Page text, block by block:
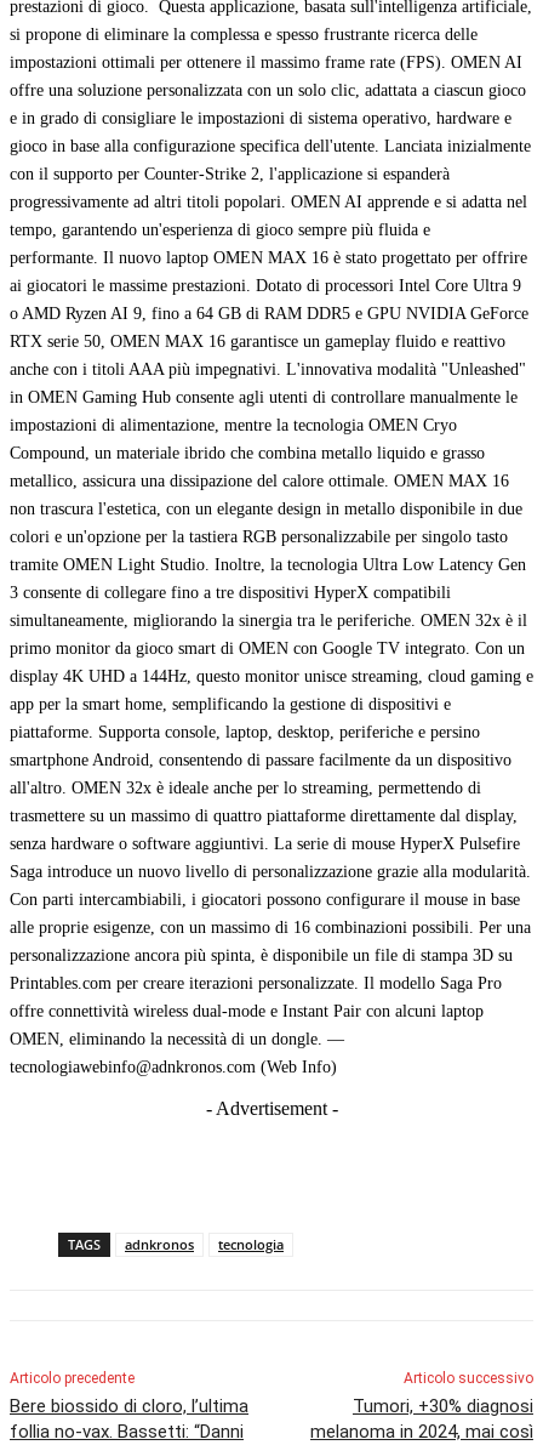
prestazioni di gioco. Questa applicazione, basata sull'intelligenza artificiale,
si propone di eliminare la complessa e spesso frustrante ricerca delle
impostazioni ottimali per ottenere il massimo frame rate (FPS). OMEN AI
offre una soluzione personalizzata con un solo clic, adattata a ciascun gioco
e in grado di consigliare le impostazioni di sistema operativo, hardware e
gioco in base alla configurazione specifica dell'utente. Lanciata inizialmente
con il supporto per Counter-Strike 2, l'applicazione si espanderà
progressivamente ad altri titoli popolari. OMEN AI apprende e si adatta nel
tempo, garantendo un'esperienza di gioco sempre più fluida e
performante. Il nuovo laptop OMEN MAX 16 è stato progettato per offrire
ai giocatori le massime prestazioni. Dotato di processori Intel Core Ultra 9
o AMD Ryzen AI 9, fino a 64 GB di RAM DDR5 e GPU NVIDIA GeForce
RTX serie 50, OMEN MAX 16 garantisce un gameplay fluido e reattivo
anche con i titoli AAA più impegnativi. L'innovativa modalità "Unleashed"
in OMEN Gaming Hub consente agli utenti di controllare manualmente le
impostazioni di alimentazione, mentre la tecnologia OMEN Cryo
Compound, un materiale ibrido che combina metallo liquido e grasso
metallico, assicura una dissipazione del calore ottimale. OMEN MAX 16
non trascura l'estetica, con un elegante design in metallo disponibile in due
colori e un'opzione per la tastiera RGB personalizzabile per singolo tasto
tramite OMEN Light Studio. Inoltre, la tecnologia Ultra Low Latency Gen
3 consente di collegare fino a tre dispositivi HyperX compatibili
simultaneamente, migliorando la sinergia tra le periferiche. OMEN 32x è il
primo monitor da gioco smart di OMEN con Google TV integrato. Con un
display 4K UHD a 144Hz, questo monitor unisce streaming, cloud gaming e
app per la smart home, semplificando la gestione di dispositivi e
piattaforme. Supporta console, laptop, desktop, periferiche e persino
smartphone Android, consentendo di passare facilmente da un dispositivo
all'altro. OMEN 32x è ideale anche per lo streaming, permettendo di
trasmettere su un massimo di quattro piattaforme direttamente dal display,
senza hardware o software aggiuntivi. La serie di mouse HyperX Pulsefire
Saga introduce un nuovo livello di personalizzazione grazie alla modularità.
Con parti intercambiabili, i giocatori possono configurare il mouse in base
alle proprie esigenze, con un massimo di 16 combinazioni possibili. Per una
personalizzazione ancora più spinta, è disponibile un file di stampa 3D su
Printables.com per creare iterazioni personalizzate. Il modello Saga Pro
offre connettività wireless dual-mode e Instant Pair con alcuni laptop
OMEN, eliminando la necessità di un dongle. —
tecnologiawebinfo@adnkronos.com (Web Info)
- Advertisement -
TAGS adnkronos tecnologia
Articolo precedente
Bere biossido di cloro, l’ultima
follia no-vax. Bassetti: “Danni
Articolo successivo
Tumori, +30% diagnosi
melanoma in 2024, mai così